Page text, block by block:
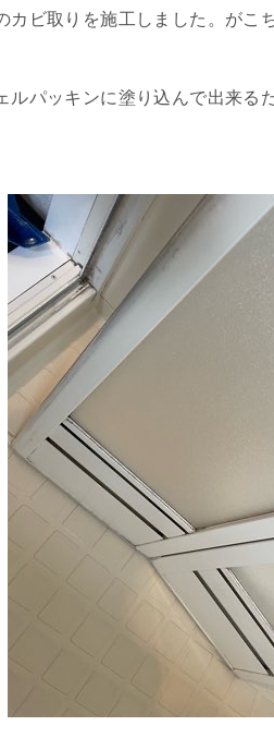
カビ取りを施工しました。がこ
ルパッキンに塗り込んで出来る